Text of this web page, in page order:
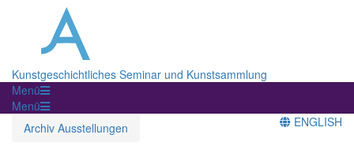
Kunstgeschichtliches Seminar und Kunstsammlung
Menü
Menü
Archiv Ausstellungen
ENGLISH